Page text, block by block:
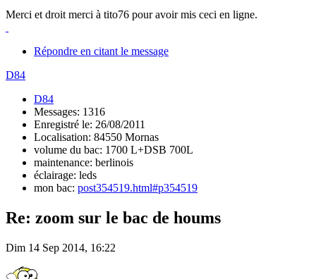
Merci et droit merci à tito76 pour avoir mis ceci en ligne.
Répondre en citant le message
D84
D84
Messages: 1316
Enregistré le: 26/08/2011
Localisation: 84550 Mornas
volume du bac: 1700 L+DSB 700L
maintenance: berlinois
éclairage: leds
mon bac: post354519.html#p354519
Re: zoom sur le bac de houms
Dim 14 Sep 2014, 16:22